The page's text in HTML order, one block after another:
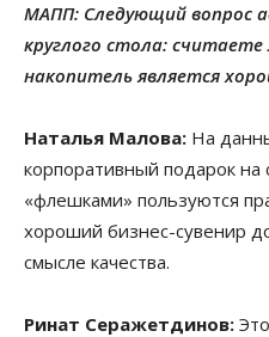
МАПП: Следующий вопрос
круглого стола:
накопитель является
Наталья Малова: На
корпоративный подарок
«флешками» пользуются
хороший бизнес-сувенир
смысле качества.
Ринат Серажетдинов: